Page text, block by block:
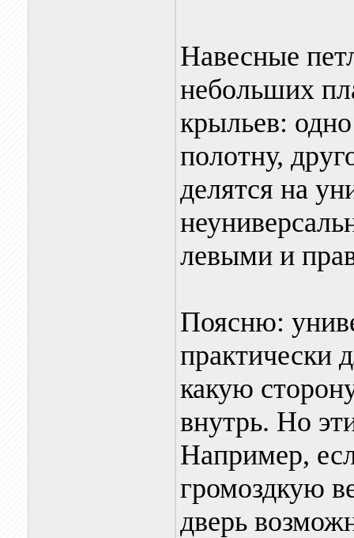
Навесные
небольших
крыльев:
полотну,
делятся на
левыми и
Поясню:
практически
какую
внутрь. Но
Например,
громоздкую
дверь